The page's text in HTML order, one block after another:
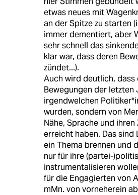
etwas neues mit
an der Spitze zu starten
immer dementiert, aber
sehr schnell das
klar war, dass deren
zündet...).
Auch wird deutlich,
Bewegungen der letzten
irgendwelchen
wurden, sondern von
Nähe, Sprache und
erreicht haben. Das sind
ein Thema brennen und
nur für ihre (partei-
instrumentalisieren
für die Engagierten von
mMn. von vorneherein